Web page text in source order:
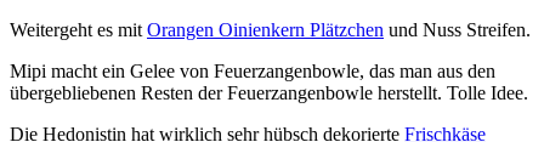
Weitergeht es mit Orangen Oinienkern Plätzchen und Nuss Streifen.
Mipi macht ein Gelee von Feuerzangenbowle, das man aus den
übergebliebenen Resten der Feuerzangenbowle herstellt. Tolle Idee.
Die Hedonistin hat wirklich sehr hübsch dekorierte Frischkäse